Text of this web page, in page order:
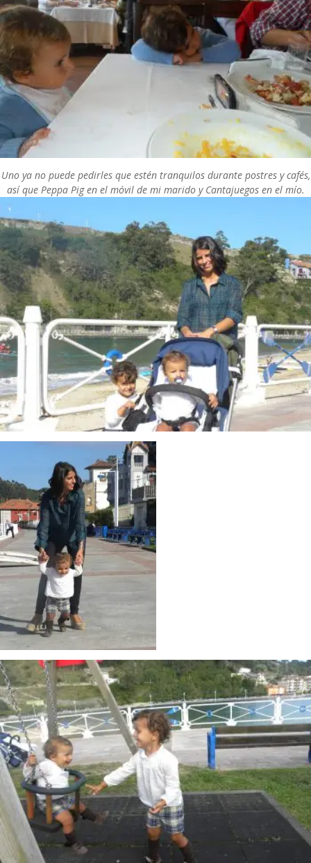
Uno ya no puede pedirles que estén tranquilos durante postres y cafés,
así que Peppa Pig en el móvil de mi marido y Cantajuegos en el mío.